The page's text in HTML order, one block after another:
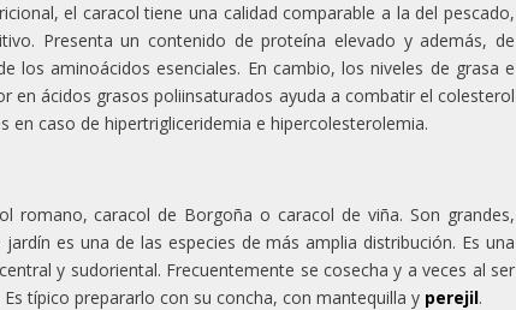
el caracol tiene una calidad comparable a la del pescado,
Presenta un contenido de proteína elevado y además, de
los aminoácidos esenciales. En cambio, los niveles de grasa e
en ácidos grasos poliinsaturados ayuda a combatir el colesterol
en caso de hipertrigliceridemia e hipercolesterolemia.
romano, caracol de Borgoña o caracol de viña. Son grandes,
es una de las especies de más amplia distribución. Es una
y sudoriental. Frecuentemente se cosecha y a veces al ser
Es típico prepararlo con su concha, con mantequilla y perejil.